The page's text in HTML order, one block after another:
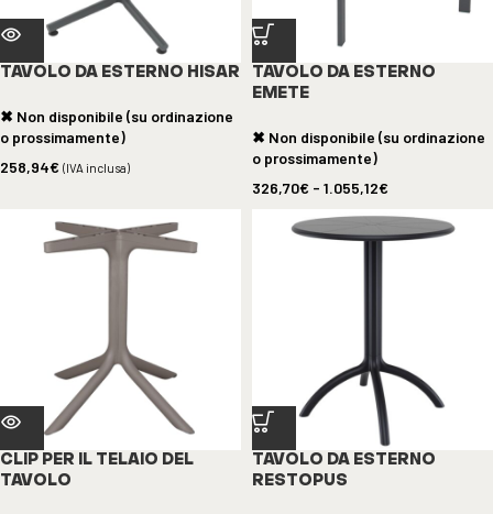
TAVOLO DA ESTERNO HISAR
✖ Non disponibile (su ordinazione
o prossimamente)
258,94€ (IVA inclusa)
TAVOLO DA ESTERNO
EMETE
✖ Non disponibile (su ordinazione
o prossimamente)
326,70€ - 1.055,12€
CLIP PER IL TELAIO DEL
TAVOLO
TAVOLO DA ESTERNO
RESTOPUS